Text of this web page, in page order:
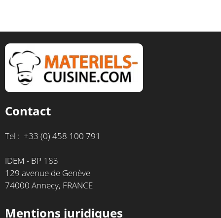
Contact
Tel : +33 (0) 458 100 791
IDEM - BP 183
129 avenue de Genève
74000 Annecy, FRANCE
Mentions juridiques